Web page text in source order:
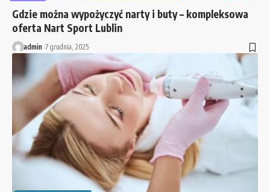
Gdzie można wypożyczyć narty i buty – kompleksowa
oferta Nart Sport Lublin
admin 7 grudnia, 2025